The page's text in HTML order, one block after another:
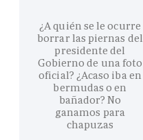
¿A quién se le ocurre
borrar las piernas del
presidente del
Gobierno de una foto
oficial? ¿Acaso iba en
bermudas o en
bañador? No
ganamos para
chapuzas